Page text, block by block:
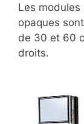
Les
opaques
de 30 et 60
droits.